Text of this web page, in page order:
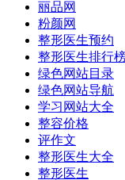
丽品网
粉颜网
整形医生预约
整形医生排行
绿色网站目录
绿色网站导航
学习网站大全
整容价格
评作文
整形医生大全
整形医生